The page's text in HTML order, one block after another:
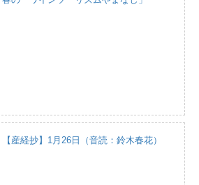
【産経抄】1月26日（音読：鈴木春花）